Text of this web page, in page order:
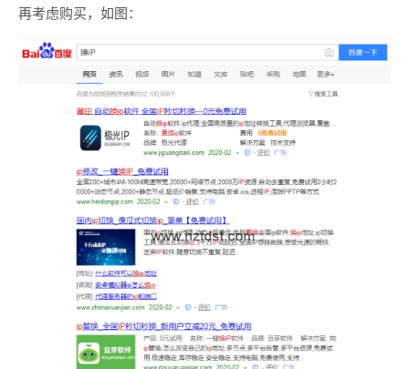
再考虑购买，如图：